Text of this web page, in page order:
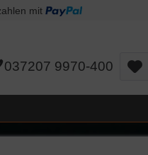
mit
037207 9970-400